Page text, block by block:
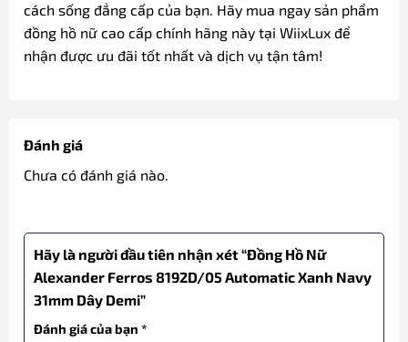
cách sống đẳng cấp của bạn. Hãy mua ngay sản phẩm
đồng hồ nữ cao cấp chính hãng này tại WiixLux để
nhận được ưu đãi tốt nhất và dịch vụ tận tâm!
Đánh giá
Chưa có đánh giá nào.
Hãy là người đầu tiên nhận xét “Đồng Hồ Nữ
Alexander Ferros 8192D/05 Automatic Xanh Navy
31mm Dây Demi”
Đánh giá của bạn *